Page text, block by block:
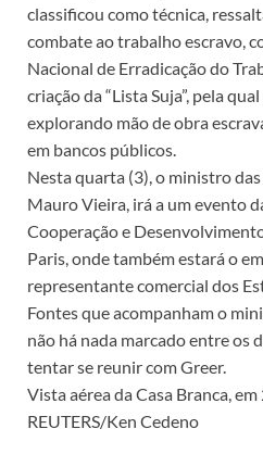
classificou como técnica,
combate ao trabalho escravo,
Nacional de Erradicação do
criação da “Lista Suja”, pela
explorando mão de obra
em bancos públicos.
Nesta quarta (3), o ministro
Mauro Vieira, irá a um evento
Cooperação e
Paris, onde também estará o
representante comercial dos
Fontes que acompanham o
não há nada marcado entre os
tentar se reunir com Greer.
Vista aérea da Casa Branca,
REUTERS/Ken Cedeno